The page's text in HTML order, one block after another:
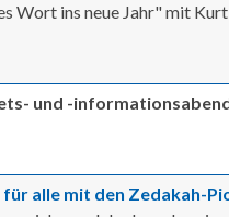
Wort ins neue Jahr" mit
und -
alle mit den Zedakah-